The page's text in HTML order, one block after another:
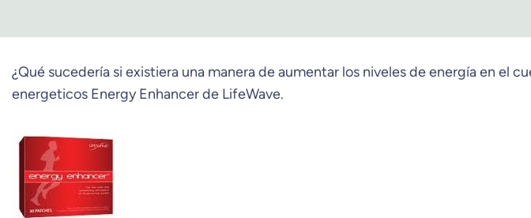
¿Qué sucedería si existiera una manera de aumentar los niveles de energía en el
energeticos Energy Enhancer de LifeWave.